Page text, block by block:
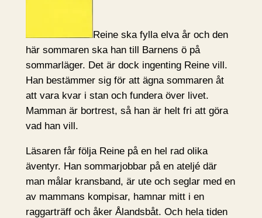
Reine ska fylla elva år och den
här sommaren ska han till Barnens ö på
sommarläger. Det är dock ingenting Reine vill.
Han bestämmer sig för att ägna sommaren åt
att vara kvar i stan och fundera över livet.
Mamman är bortrest, så han är helt fri att göra
vad han vill.
Läsaren får följa Reine på en hel rad olika
äventyr. Han sommarjobbar på en ateljé där
man målar kransband, är ute och seglar med en
av mammans kompisar, hamnar mitt i en
raggarträff och åker Ålandsbåt. Och hela tiden